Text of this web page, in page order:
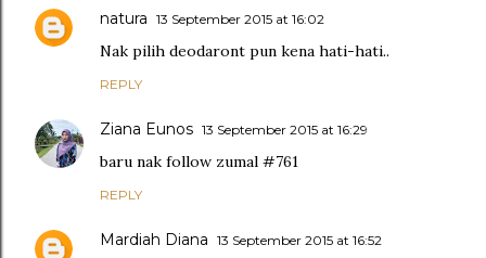
natura 13 September 2015 at 16:02
Nak pilih deodaront pun kena hati-hati..
REPLY
Ziana Eunos 13 September 2015 at 16:29
baru nak follow zumal #761
REPLY
Mardiah Diana 13 September 2015 at 16:52